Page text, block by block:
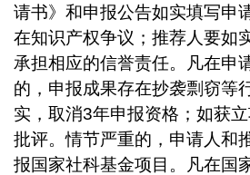
请书》和申报公告如实填写申
在知识产权争议；推荐人要如
承担相应的信誉责任。凡在申
的，申报成果存在抄袭剽窃等
实，取消3年申报资格；如获
批评。情节严重的，申请人和
报国家社科基金项目。凡在国